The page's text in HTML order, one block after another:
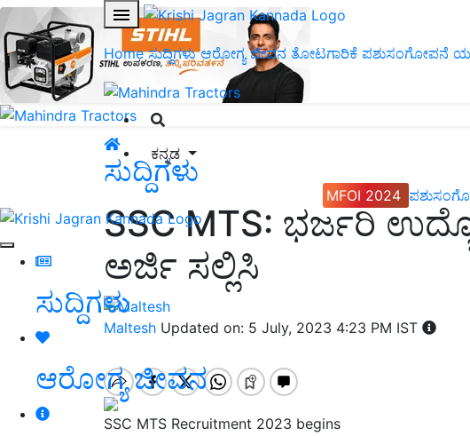
Home ಸುದ್ದಿಗಳು ಆರೋಗ್ಯ ಜೀವನ ತೋಟಗಾರಿಕೆ ಪಶುಸಂಗೋಪನೆ
ಕನ್ನಡ
MFOI 2024
ಸುದ್ದಿಗಳು
ಆರೋಗ್ಯ ಜೀವನ
ಸುದ್ದಿಗಳು
SSC MTS: ಭರ್ಜರಿ
ಅರ್ಜಿ ಸಲ್ಲಿಸಿ
Maltesh Updated on: 5 July, 2023 4:23 PM IST
SSC MTS Recruitment 2023 begins